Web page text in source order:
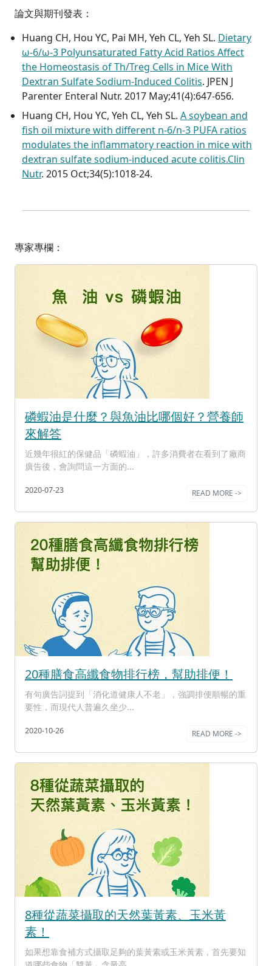
論文與期刊發表：
Huang CH, Hou YC, Pai MH, Yeh CL, Yeh SL. Dietary
ω-6/ω-3 Polyunsaturated Fatty Acid Ratios Affect
the Homeostasis of Th/Treg Cells in Mice With
Dextran Sulfate Sodium-Induced Colitis. JPEN J
Parenter Enteral Nutr. 2017 May;41(4):647-656.
Huang CH, Hou YC, Yeh CL, Yeh SL. A soybean and
fish oil mixture with different n-6/n-3 PUFA ratios
modulates the inflammatory reaction in mice with
dextran sulfate sodium-induced acute colitis.Clin
Nutr. 2015 Oct;34(5):1018-24.
專家專欄：
磷蝦油是什麼？與魚油比哪個好？營養師
來解答
近幾年很紅的保健品「磷蝦油」，許多消費者在看到了廠商
廣告後，會詢問這一方面的...
2020-07-23 READ MORE ->
20種膳食高纖食物排行榜，幫助排便！
有句廣告詞提到「消化道健康人不老」，強調排便順暢的重
要性，而現代人普遍久坐少...
2020-10-26 READ MORE ->
8種從蔬菜攝取的天然葉黃素、玉米黃
素！
如果想靠食補方式攝取足夠的葉黃素或玉米黃素，首先要知